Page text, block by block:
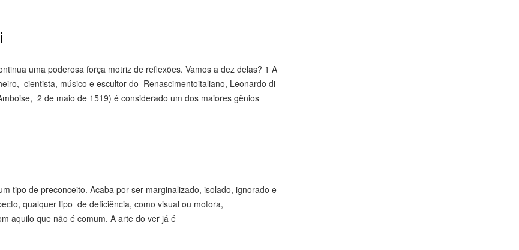
uma poderosa força motriz de reflexões. Vamos a dez delas? 1 A
cientista, músico e escultor do Renascimentoitaliano, Leonardo di
2 de maio de 1519) é considerado um dos maiores gênios
tipo de preconceito. Acaba por ser marginalizado, isolado, ignorado e
qualquer tipo de deficiência, como visual ou motora,
aquilo que não é comum. A arte do ver já é